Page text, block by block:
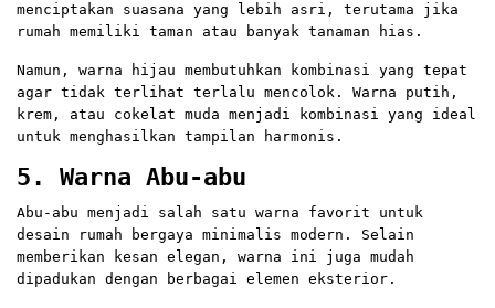
menciptakan suasana yang lebih asri, terutama jika
rumah memiliki taman atau banyak tanaman hias.
Namun, warna hijau membutuhkan kombinasi yang tepat
agar tidak terlihat terlalu mencolok. Warna putih,
krem, atau cokelat muda menjadi kombinasi yang ideal
untuk menghasilkan tampilan harmonis.
5. Warna Abu-abu
Abu-abu menjadi salah satu warna favorit untuk
desain rumah bergaya minimalis modern. Selain
memberikan kesan elegan, warna ini juga mudah
dipadukan dengan berbagai elemen eksterior.